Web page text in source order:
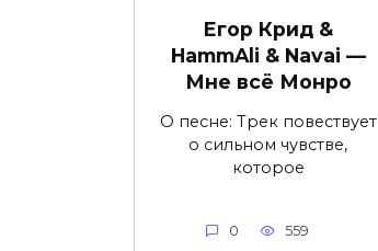
Егор Крид &
HammAli & Navai —
Мне всё Монро
О песне: Трек повествует
о сильном чувстве,
которое
0 559